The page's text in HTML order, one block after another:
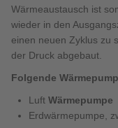
Wärmeaustausch ist
wieder in den
einen neuen Zyklus zu
der Druck abgebaut.
Folgende
Luft Wärmepumpe
Erdwärmepumpe,